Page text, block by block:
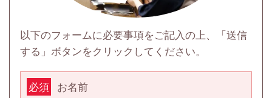
以下のフォームに必要事項をご記入の上、「送信
する」ボタンをクリックしてください。
お名前
必須